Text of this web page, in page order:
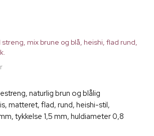
mix brune og blå, heishi, flad rund,
naturlig brun og blålig
matteret, flad, rund, heishi-stil,
tykkelse 1,5 mm, huldiameter 0,8